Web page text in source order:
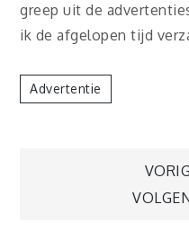
greep uit de
ik de afgelopen tijd
Advertentie